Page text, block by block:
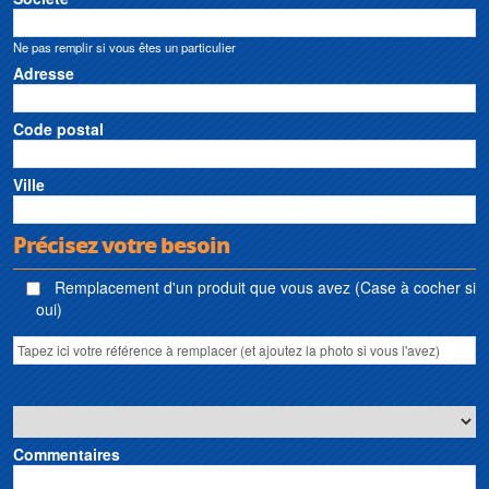
Ne pas remplir si vous êtes un particulier
Adresse
Code postal
Ville
Précisez votre besoin
Remplacement d'un produit que vous avez (Case à cocher si
oui)
Commentaires